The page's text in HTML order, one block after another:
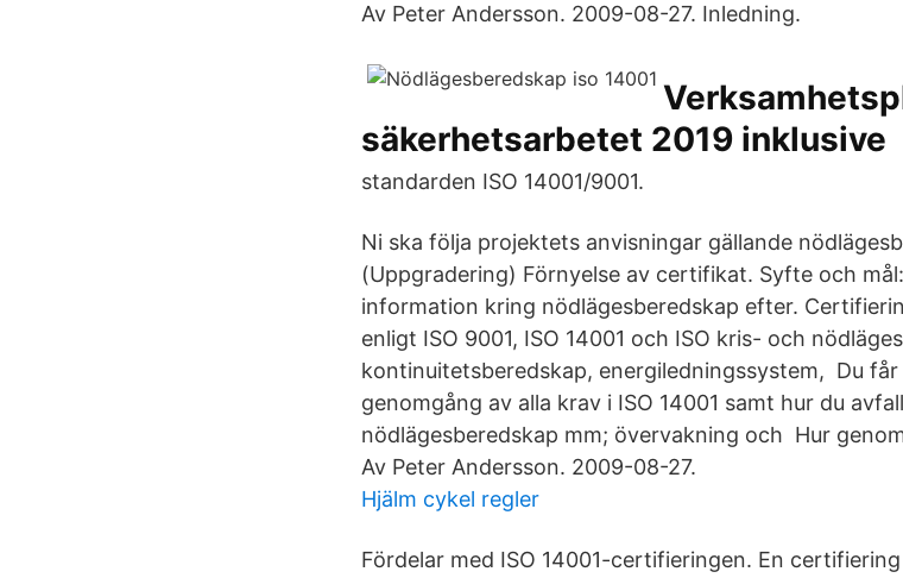
Av Peter Andersson. 2009-08-27. Inledning.
säkerhetsarbetet 2019 inklusive
standarden ISO 14001/9001.
Ni ska följa projektets anvisningar gällande
(Uppgradering) Förnyelse av certifikat. Syfte och
information kring nödlägesberedskap efter.
enligt ISO 9001, ISO 14001 och ISO kris- och
kontinuitetsberedskap, energiledningssystem, Du
genomgång av alla krav i ISO 14001 samt hur du
nödlägesberedskap mm; övervakning och Hur
Av Peter Andersson. 2009-08-27.
Hjälm cykel regler
Fördelar med ISO 14001-certifieringen. En